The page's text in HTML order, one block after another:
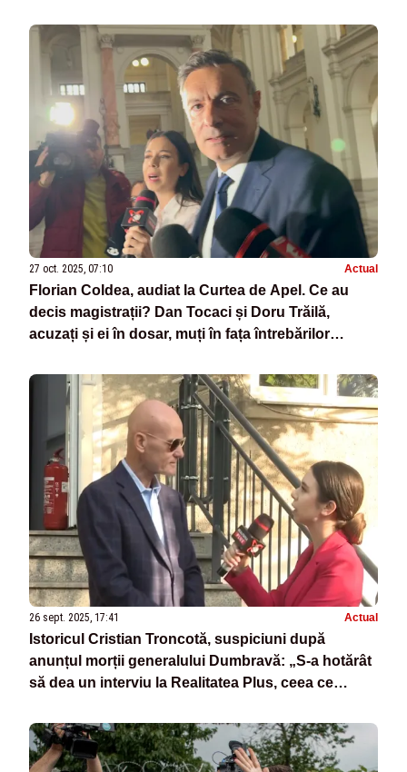
27 oct. 2025, 07:10 Actual
Florian Coldea, audiat la Curtea de Apel. Ce au
decis magistrații? Dan Tocaci și Doru Trăilă,
acuzați și ei în dosar, muți în fața întrebărilor
26 sept. 2025, 17:41 Actual
Istoricul Cristian Troncotă, suspiciuni după
anunțul morții generalului Dumbravă: „S-a hotărât
să dea un interviu la Realitatea Plus, ceea ce
postului!”